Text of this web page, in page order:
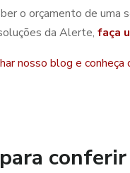
o orçamento de uma
da Alerte, faça
nosso blog e conheça